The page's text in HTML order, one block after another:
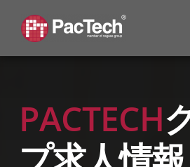
content
PACTECH